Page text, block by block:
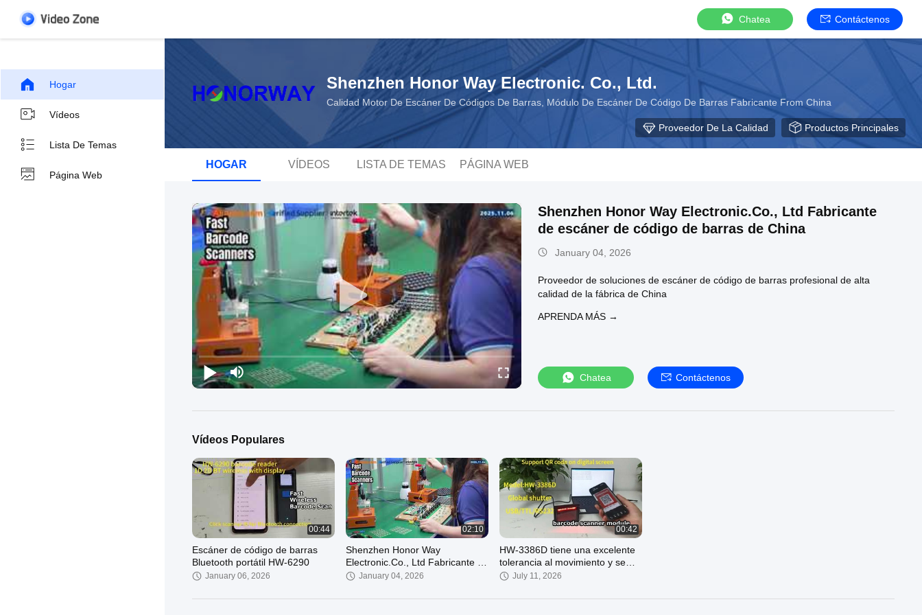
Chatea Contáctenos
Hogar
Vídeos
Lista De Temas
Página Web
Shenzhen Honor Way Electronic. Co., Ltd.
Calidad Motor De Escáner De Códigos De Barras, Módulo De Escáner De Código De Barras Fabricante From China
Proveedor De La Calidad Productos Principales
HOGAR VÍDEOS LISTA DE TEMAS PÁGINA WEB
Shenzhen Honor Way Electronic.Co., Ltd Fabricante
de escáner de código de barras de China
January 04, 2026
Proveedor de soluciones de escáner de código de barras profesional de alta
calidad de la fábrica de China
APRENDA MÁS →
Chatea Contáctenos
Vídeos Populares
00:44
Escáner de código de barras
Bluetooth portátil HW-6290
January 06, 2026
02:10
Shenzhen Honor Way
Electronic.Co., Ltd Fabricante de
escáner de código de barras de
January 04, 2026
00:42
HW-3386D tiene una excelente
tolerancia al movimiento y se
puede utilizar para leer códigos
cintas transportadoras
July 11, 2026